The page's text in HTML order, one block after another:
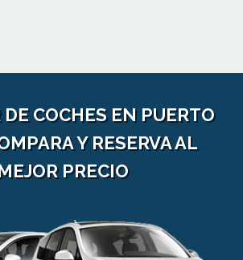
COCHES EN PUERTO
Y RESERVA AL
PRECIO